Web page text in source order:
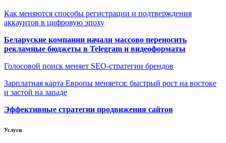
Как меняются способы регистрации и подтверждения
аккаунтов в цифровую эпоху
Беларуские компании начали массово переносить
рекламные бюджеты в Telegram и видеоформаты
Голосовой поиск меняет SEO-стратегии брендов
Зарплатная карта Европы меняется: быстрый рост на востоке
и застой на западе
Эффективные стратегии продвижения сайтов
Услуги